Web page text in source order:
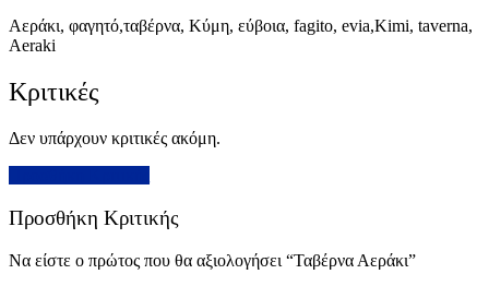
Αεράκι, φαγητό,ταβέρνα, Κύμη, εύβοια, fagito, evia,Kimi, taverna,
Aeraki
Κριτικές
Δεν υπάρχουν κριτικές ακόμη.
Προσθήκη Κριτικής
Να είστε ο πρώτος που θα αξιολογήσει “Ταβέρνα Αεράκι”